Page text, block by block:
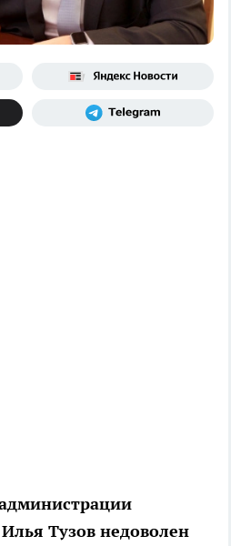
Тузов недоволен